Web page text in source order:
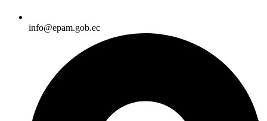
info@epam.gob.ec